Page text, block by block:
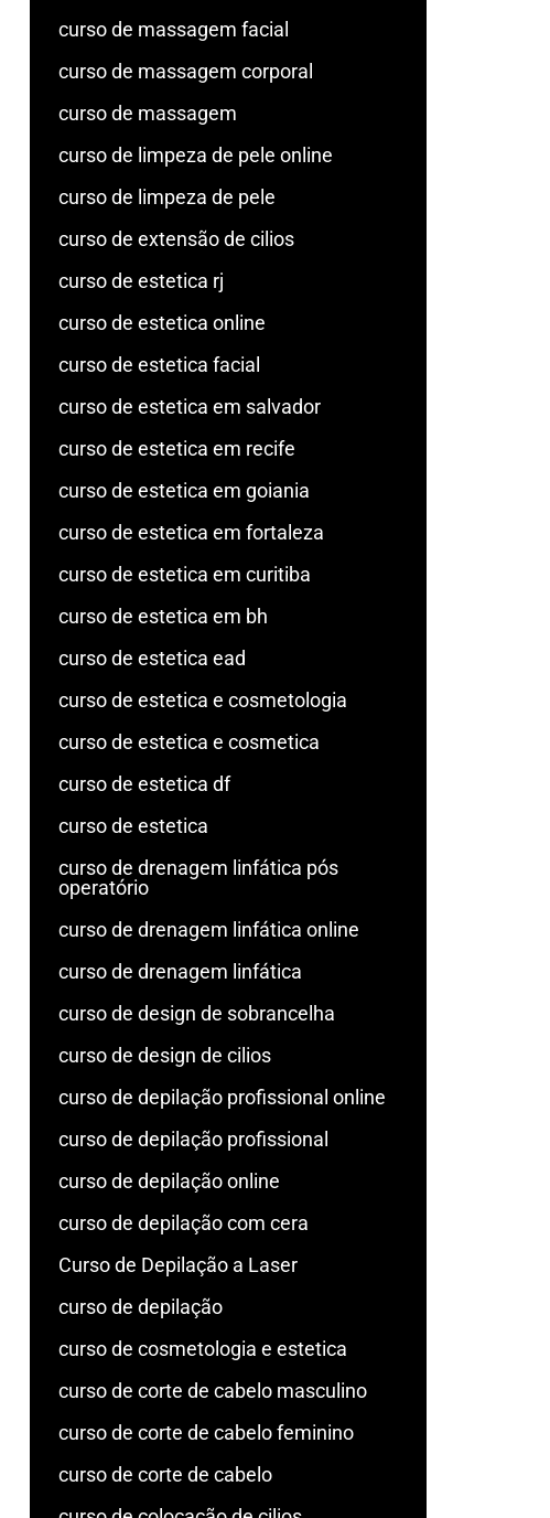
curso de massagem facial
curso de massagem corporal
curso de massagem
curso de limpeza de pele online
curso de limpeza de pele
curso de extensão de cilios
curso de estetica rj
curso de estetica online
curso de estetica facial
curso de estetica em salvador
curso de estetica em recife
curso de estetica em goiania
curso de estetica em fortaleza
curso de estetica em curitiba
curso de estetica em bh
curso de estetica ead
curso de estetica e cosmetologia
curso de estetica e cosmetica
curso de estetica df
curso de estetica
curso de drenagem linfática pós
operatório
curso de drenagem linfática online
curso de drenagem linfática
curso de design de sobrancelha
curso de design de cilios
curso de depilação profissional online
curso de depilação profissional
curso de depilação online
curso de depilação com cera
Curso de Depilação a Laser
curso de depilação
curso de cosmetologia e estetica
curso de corte de cabelo masculino
curso de corte de cabelo feminino
curso de corte de cabelo